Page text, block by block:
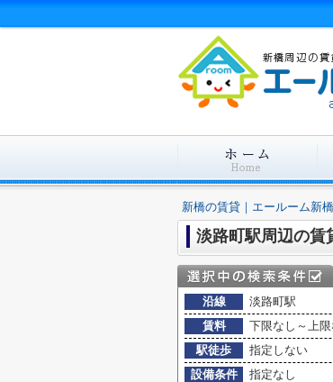
新橋の賃貸｜エールーム新
淡路町駅周辺の賃
沿線
淡路町駅
賃料
下限なし～上限
駅徒歩
指定しない
設備条件
指定なし